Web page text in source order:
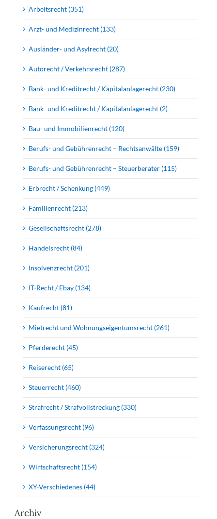
Arbeitsrecht (351)
Arzt- und Medizinrecht (133)
Ausländer- und Asylrecht (20)
Autorecht / Verkehrsrecht (287)
Bank- und Kreditrecht / Kapitalanlagerecht (230)
Bank- und Kreditrecht / Kapitalanlagerecht (2)
Bau- und Immobilienrecht (120)
Berufs- und Gebührenrecht – Rechtsanwälte (159)
Berufs- und Gebührenrecht – Steuerberater (115)
Erbrecht / Schenkung (449)
Familienrecht (213)
Gesellschaftsrecht (278)
Handelsrecht (84)
Insolvenzrecht (201)
IT-Recht / Ebay (134)
Kaufrecht (81)
Mietrecht und Wohnungseigentumsrecht (261)
Pferderecht (45)
Reiserecht (65)
Steuerrecht (460)
Strafrecht / Strafvollstreckung (330)
Verfassungsrecht (96)
Versicherungsrecht (324)
Wirtschaftsrecht (154)
XY-Verschiedenes (44)
Archiv